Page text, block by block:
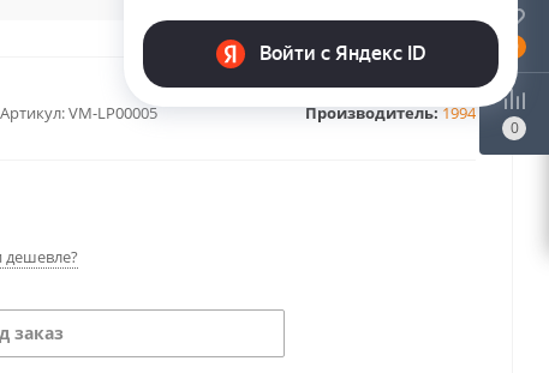
Артикул:VM-LP00005 Производитель:1994
заказ
0
0